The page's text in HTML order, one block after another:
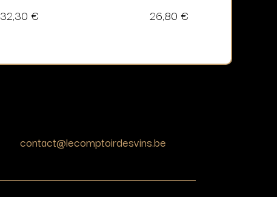
32,30 € 26,80 €
contact@lecomptoirdesvins.be